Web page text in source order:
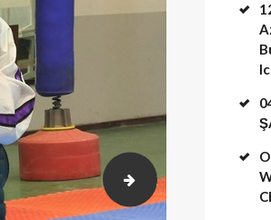
2018-02-23-26